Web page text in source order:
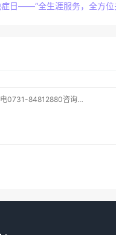
日——“全生涯服务，全方位